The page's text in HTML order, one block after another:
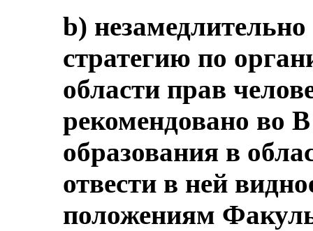
b)
стратегию по
области прав
рекомендовано во
образования в
отвести в ней
положениям